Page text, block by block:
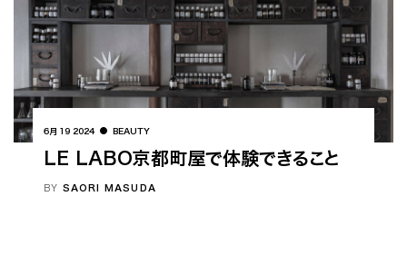
6月 19 2024 BEAUTY
LE LABO京都町屋で体験できること
BY SAORI MASUDA